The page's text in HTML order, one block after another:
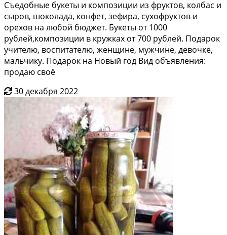
Съедобные букеты и композиции из фруктов, колбас и
сыров, шоколада, конфет, зефира, сухофруктов и
орехов на любой бюджет. Букеты от 1000
рублей,композиции в кружках от 700 рублей. Подарок
учителю, воспитателю, женщине, мужчине, девочке,
мальчику. Подарок на Новый год Вид объявления:
продаю своё
30 декабря 2022